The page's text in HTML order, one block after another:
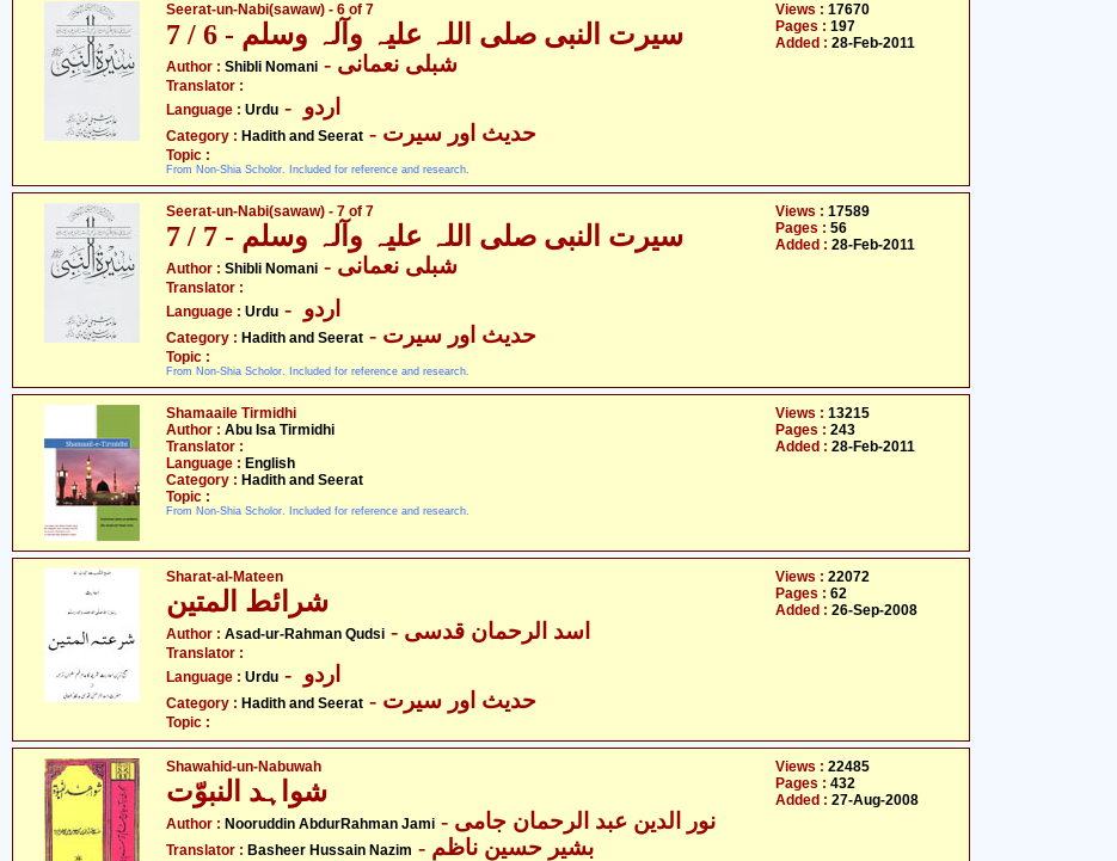
Seerat-un-Nabi(sawaw) - 6 of 7
سیرت النبی صلی اللہ علیہ وآلہ وسلم - 6 / 7
Author : Shibli Nomani - شبلی نعمانی
Translator :
Language : Urdu
Category : Hadith and Seerat - حدیث اور سیرت
Topic :
From Non-Shia Scholor. Included for reference and research.
Views : 17670
Pages : 197
Added : 28-Feb-2011
Seerat-un-Nabi(sawaw) - 7 of 7
سیرت النبی صلی اللہ علیہ وآلہ وسلم - 7 / 7
Author : Shibli Nomani - شبلی نعمانی
Translator :
Language : Urdu
Category : Hadith and Seerat - حدیث اور سیرت
Topic :
From Non-Shia Scholor. Included for reference and research.
Views : 17589
Pages : 56
Added : 28-Feb-2011
Shamaaile Tirmidhi
Author : Abu Isa Tirmidhi
Translator :
Language : English
Category : Hadith and Seerat
Topic :
From Non-Shia Scholor. Included for reference and research.
Views : 13215
Pages : 243
Added : 28-Feb-2011
Sharat-al-Mateen
شرائط المتین
Author : Asad-ur-Rahman Qudsi
Translator :
Language : Urdu
Category : Hadith and Seerat - حدیث اور سیرت
Topic :
Views : 22072
Pages : 62
Added : 26-Sep-2008
Shawahid-un-Nabuwah
شواہد النبوّت
Author : Nooruddin AbdurRahman Jami - نور الدین عبد الرحمان جامی
Translator : Basheer Hussain Nazim - بشیر حسین ناظم
Views : 22485
Pages : 432
Added : 27-Aug-2008